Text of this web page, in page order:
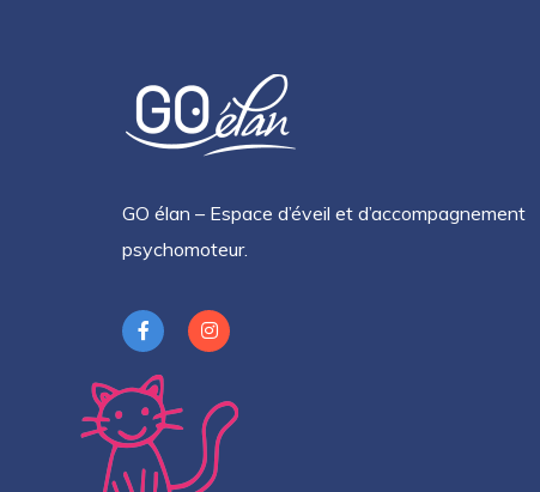
GO élan – Espace d’éveil et d’accompagnement
psychomoteur.